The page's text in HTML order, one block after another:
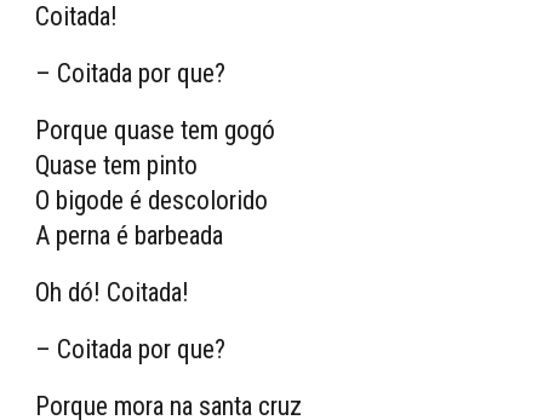
Coitada!
– Coitada por que?
Porque quase tem gogó
Quase tem pinto
O bigode é descolorido
A perna é barbeada
Oh dó! Coitada!
– Coitada por que?
Porque mora na santa cruz